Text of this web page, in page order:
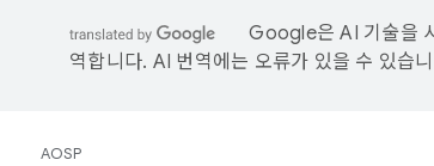
Google은 AI 기술을
역합니다. AI 번역에는 오류가 있을 수 있습
AOSP